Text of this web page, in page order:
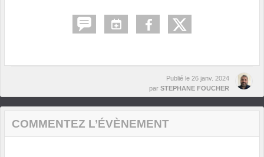
Publié le 26 janv. 2024
par STEPHANE FOUCHER
COMMENTEZ L’ÉVÈNEMENT